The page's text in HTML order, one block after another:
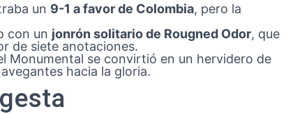
un 9-1 a favor de Colombia, pero la
con un jonrón solitario de Rougned Odor, que
de siete anotaciones.
Monumental se convirtió en un hervidero de
hacia la gloria.